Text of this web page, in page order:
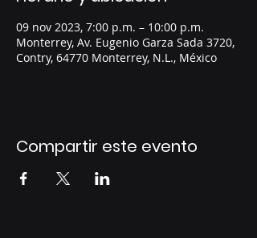
09 nov 2023, 7:00 p.m. – 10:00 p.m.
Monterrey, Av. Eugenio Garza Sada 3720,
Contry, 64770 Monterrey, N.L., México
Compartir este evento